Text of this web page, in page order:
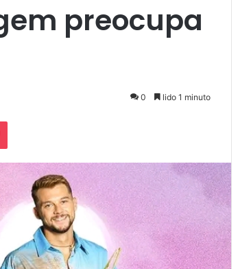
preocupa
0 lido 1 minuto
Pocket